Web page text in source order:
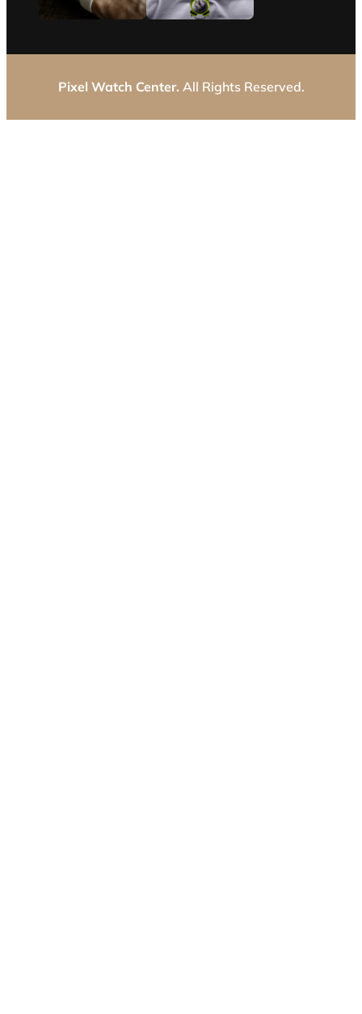
Pixel Watch Center. All Rights Reserved.